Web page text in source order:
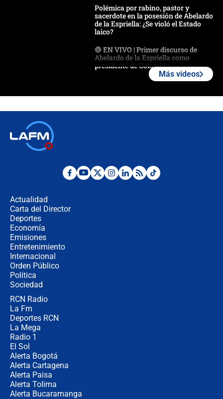
Polémica por rabino, pastor y
sacerdote en la posesión de Abelardo
de la Espriella: ¿Se violó el Estado
laico?
🔴 EN VIVO | Primer discurso de
Abelardo de la Espriella como
presidente de Colombia
Desde dermatitis hasta infecciones:
Más videos
Actualidad
Carta del Director
Deportes
Economía
Emisiones
Entretenimiento
Internacional
Orden Público
Política
Sociedad
RCN Radio
La Fm
Deportes RCN
La Mega
Radio 1
El Sol
Alerta Bogotá
Alerta Cartagena
Alerta Paisa
Alerta Tolima
Alerta Bucaramanga